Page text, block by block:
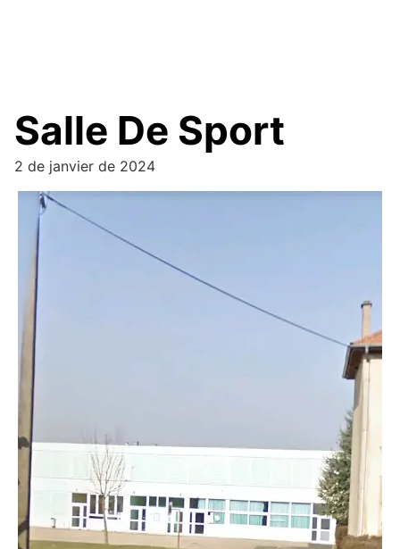
Salle De Sport
2 de janvier de 2024